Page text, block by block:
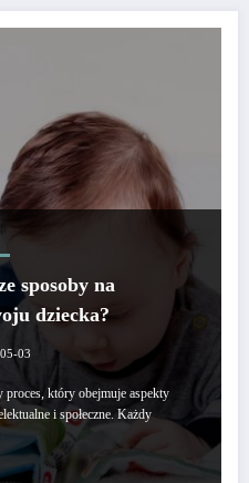
sposoby na
dziecka?
03
proces, który obejmuje aspekty
i społeczne. Każdy